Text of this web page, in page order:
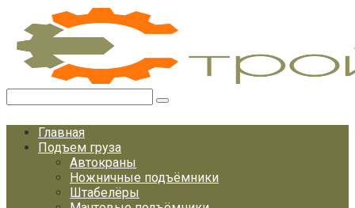
Перейти
контенту
Главная
Подъем груза
Автокраны
Ножничные подъёмники
Штабелёры